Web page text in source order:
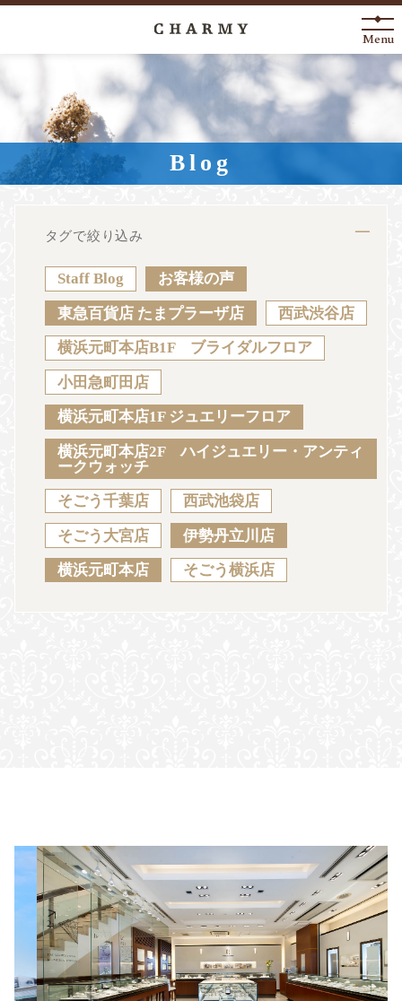
New Arrival
About
Engagement Ring
Anniversary
News Blog
Sustainability Voice Catalog
JA EN CH KO
Menu
Blog
タグで絞り込み
Staff Blog お客様の声
東急百貨店 たまプラーザ店 西武渋谷店
横浜元町本店B1F ブライダルフロア
小田急町田店
横浜元町本店1F ジュエリーフロア
横浜元町本店2F ハイジュエリー・アンティ
ークウォッチ
そごう千葉店 西武池袋店
そごう大宮店 伊勢丹立川店
横浜元町本店 そごう横浜店